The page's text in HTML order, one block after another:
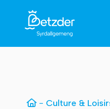
- Culture &